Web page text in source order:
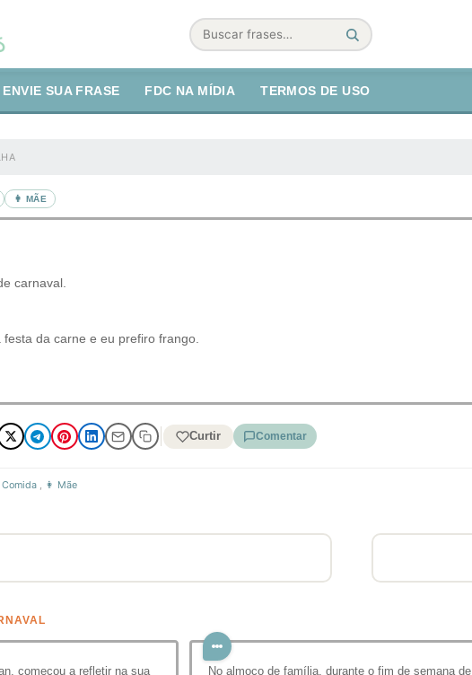
Buscar
ENVIE SUA FRASE FDC NA MÍDIA TERMOS DE USO
👩 MÃE
carnaval.
da carne e eu prefiro frango.
Curtir Comentar
Comida , 👩 Mãe
começou a refletir na sua
No almoço de família, durante o fim de semana de